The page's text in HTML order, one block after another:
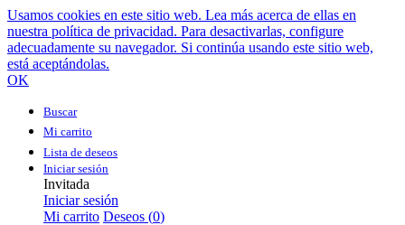
Usamos cookies en este sitio web. Lea más acerca de ellas en
nuestra política de privacidad. Para desactivarlas, configure
adecuadamente su navegador. Si continúa usando este sitio web,
está aceptándolas.
OK
Buscar
Mi carrito
Lista de deseos
Iniciar sesión
Invitada
Iniciar sesión
Mi carrito Deseos (0)